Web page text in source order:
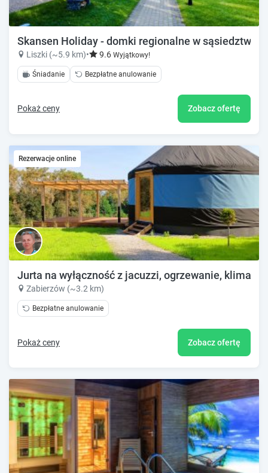
Skansen Holiday - domki regionalne w sąsiedztwie
Liszki (~5.9 km)• 9.6 Wyjątkowy!
Śniadanie Bezpłatne anulowanie
Pokaż ceny Zobacz ofertę
Rezerwacje online
Jurta na wyłączność z jacuzzi, ogrzewanie, klima,
Zabierzów (~3.2 km)
Bezpłatne anulowanie
Pokaż ceny Zobacz ofertę